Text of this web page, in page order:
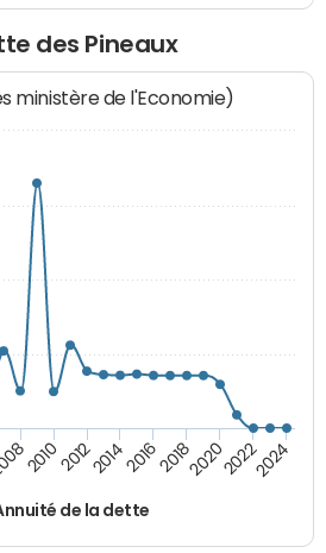
des Pineaux
ministère de l'Economie)
de la dette
20102012201420162018202020222024